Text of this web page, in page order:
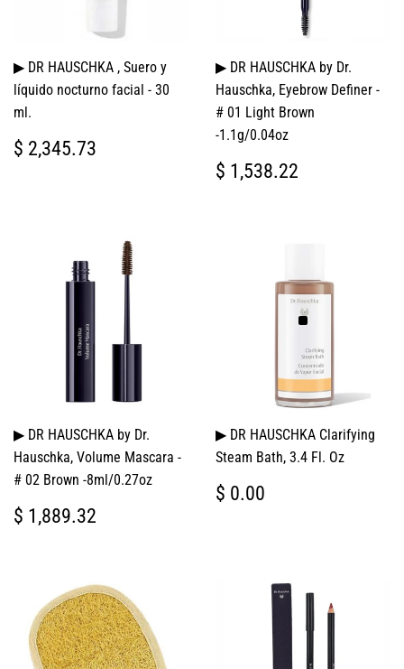
▶ DR HAUSCHKA , Suero y
líquido nocturno facial - 30
ml.
PRECIO
HABITUAL
$ 2,345.73
▶ DR HAUSCHKA by Dr.
Hauschka, Eyebrow Definer -
# 01 Light Brown
-1.1g/0.04oz
PRECIO
HABITUAL
$ 1,538.22
▶ DR HAUSCHKA by Dr.
Hauschka, Volume Mascara -
# 02 Brown -8ml/0.27oz
PRECIO
HABITUAL
$ 1,889.32
▶ DR HAUSCHKA Clarifying
Steam Bath, 3.4 Fl. Oz
PRECIO
HABITUAL
$ 0.00